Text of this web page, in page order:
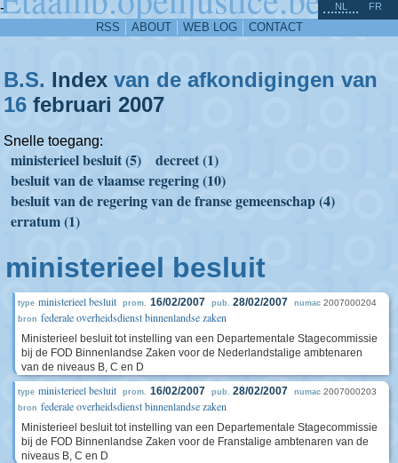
-
RSS ABOUT WEB LOG CONTACT
NL FR
B.S. Index van de afkondigingen van
16 februari 2007
Snelle toegang:
ministerieel besluit (5)
decreet (1)
besluit van de vlaamse regering (10)
besluit van de regering van de franse gemeenschap (4)
erratum (1)
ministerieel besluit
type ministerieel besluit prom. 16/02/2007 pub. 28/02/2007 numac 2007000204
bron federale overheidsdienst binnenlandse zaken
Ministerieel besluit tot instelling van een Departementale Stagecommissie
bij de FOD Binnenlandse Zaken voor de Nederlandstalige ambtenaren
van de niveaus B, C en D
type ministerieel besluit prom. 16/02/2007 pub. 28/02/2007 numac 2007000203
bron federale overheidsdienst binnenlandse zaken
Ministerieel besluit tot instelling van een Departementale Stagecommissie
bij de FOD Binnenlandse Zaken voor de Franstalige ambtenaren van de
niveaus B, C en D
^